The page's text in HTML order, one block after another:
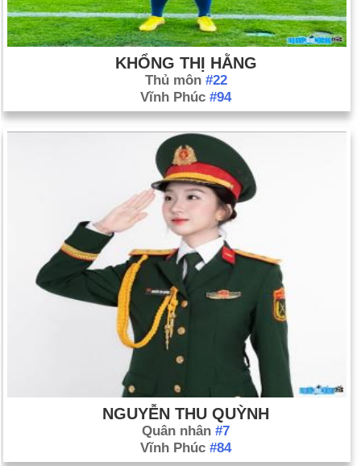
KHỔNG THỊ HẰNG
Thủ môn #22
Vĩnh Phúc #94
NGUYỄN THU QUỲNH
Quân nhân #7
Vĩnh Phúc #84